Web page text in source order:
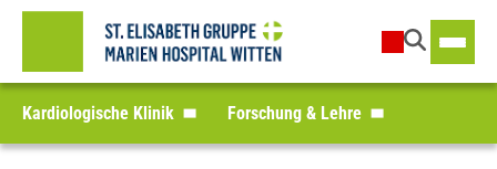
Kardiologische Klinik Forschung & Lehre